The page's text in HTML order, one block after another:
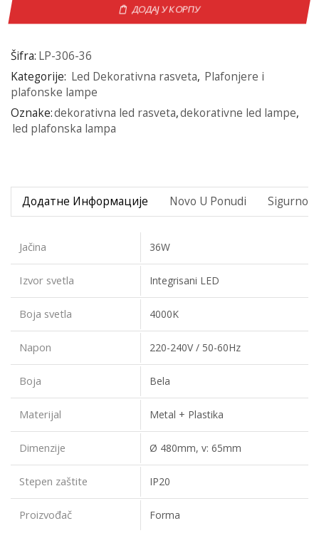
ДОДАЈ У КОРПУ
Šifra: LP-306-36
Kategorije: Led Dekorativna rasveta, Plafonjere i
plafonske lampe
Oznake:dekorativna led rasveta,dekorativne led lampe,
led plafonska lampa
Додатне Информације Novo U Ponudi Sigurno
Jačina 36W
Izvor svetla Integrisani LED
Boja svetla 4000K
Napon 220-240V / 50-60Hz
Boja Bela
Materijal Metal + Plastika
Dimenzije Ø 480mm, v: 65mm
Stepen zaštite IP20
Proizvođač Forma